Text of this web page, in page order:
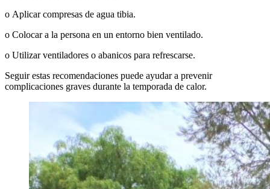
o Aplicar compresas de agua tibia.
o Colocar a la persona en un entorno bien ventilado.
o Utilizar ventiladores o abanicos para refrescarse.
Seguir estas recomendaciones puede ayudar a prevenir
complicaciones graves durante la temporada de calor.